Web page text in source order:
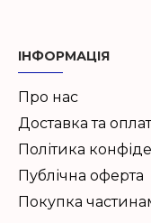
ІНФОРМАЦІЯ
Про нас
Доставка та
Політика
Публічна оферта
Покупка